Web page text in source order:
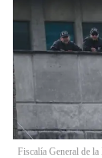
Fiscalía General de